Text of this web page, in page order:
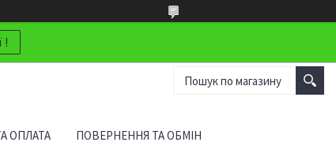
!
ОПЛАТА ПОВЕРНЕННЯ ТА ОБМІН